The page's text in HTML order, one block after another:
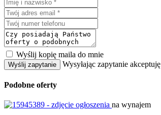
Wyślij kopię maila do mnie
Wyślij zapytanie Wysyłając zapytanie akceptuję
Podobne oferty
na wynajem